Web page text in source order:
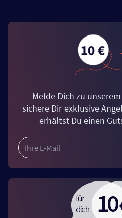
Melde Dich zu
sichere Dir exklusive
erhältst Du einen